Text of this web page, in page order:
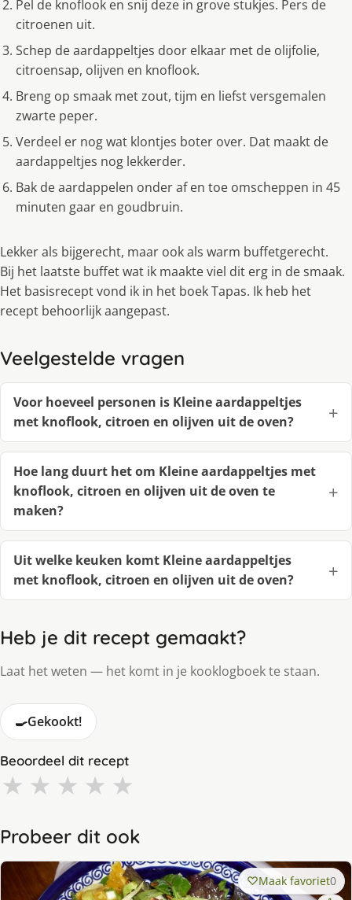
Pel de knoflook en snij deze in grove stukjes. Pers de
citroenen uit.
Schep de aardappeltjes door elkaar met de olijfolie,
citroensap, olijven en knoflook.
Breng op smaak met zout, tijm en liefst versgemalen
zwarte peper.
Verdeel er nog wat klontjes boter over. Dat maakt de
aardappeltjes nog lekkerder.
Bak de aardappelen onder af en toe omscheppen in 45
minuten gaar en goudbruin.
Lekker als bijgerecht, maar ook als warm buffetgerecht.
Bij het laatste buffet wat ik maakte viel dit erg in de smaak.
Het basisrecept vond ik in het boek Tapas. Ik heb het
recept behoorlijk aangepast.
Veelgestelde vragen
Voor hoeveel personen is Kleine aardappeltjes
met knoflook, citroen en olijven uit de oven?
Hoe lang duurt het om Kleine aardappeltjes met
knoflook, citroen en olijven uit de oven te
maken?
Uit welke keuken komt Kleine aardappeltjes
met knoflook, citroen en olijven uit de oven?
Heb je dit recept gemaakt?
Laat het weten — het komt in je kooklogboek te staan.
🍳Gekookt!
Beoordeel dit recept
★ ★ ★ ★ ★
Probeer dit ook
Maak favoriet0